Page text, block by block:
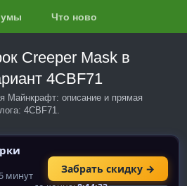
Что нового?
Creeper Mask в
4CBF71
Майнкрафт: описание и прямая
4CBF71.